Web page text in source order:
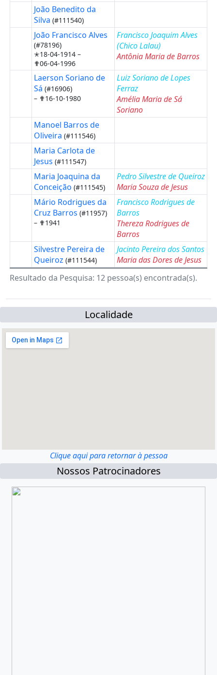
João Benedito da
Silva (#111540)
João Francisco Alves
(#78196)
✭18-04-1914 –
✟06-04-1996
Francisco Joaquim Alves
(Chico Lalau)
Antônia Maria de Barros
Laerson Soriano de
Sá (#16906)
– ✟16-10-1980
Luiz Soriano de Lopes
Ferraz
Amélia Maria de Sá
Soriano
Manoel Barros de
Oliveira (#111546)
Maria Carlota de
Jesus (#111547)
Maria Joaquina da
Conceição (#111545)
Pedro Silvestre de Queiroz
Maria Souza de Jesus
Mário Rodrigues da
Cruz Barros (#11957)
– ✟1941
Francisco Rodrigues de
Barros
Thereza Rodrigues de
Barros
Silvestre Pereira de
Queiroz (#111544)
Jacinto Pereira dos Santos
Maria das Dores de Jesus
Resultado da Pesquisa: 12 pessoa(s) encontrada(s).
Localidade
Clique aqui para retornar à pessoa
Nossos Patrocinadores